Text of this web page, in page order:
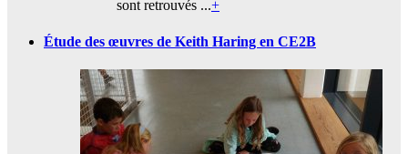
sont retrouvés ...+
Étude des œuvres de Keith Haring en CE2B